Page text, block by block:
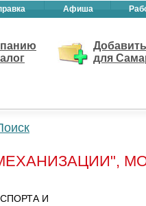
Афиша
для
И